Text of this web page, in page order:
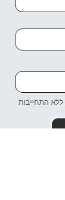
ללא התחייבות